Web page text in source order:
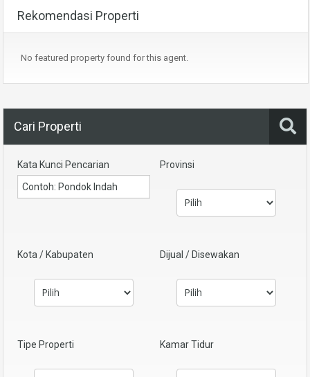
Rekomendasi Properti
No featured property found for this agent.
Cari Properti
Kata Kunci Pencarian Provinsi
Kota / Kabupaten Dijual / Disewakan
Tipe Properti Kamar Tidur